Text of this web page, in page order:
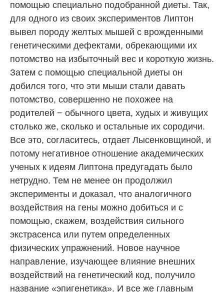
помощью специально подобранной диеты. Так,
для одного из своих экспериментов Липтон
вывел породу желтых мышей с врожденными
генетическими дефектами, обрекающими их
потомство на избыточный вес и короткую жизнь.
Затем с помощью специальной диеты он
добился того, что эти мыши стали давать
потомство, совершенно не похожее на
родителей − обычного цвета, худых и живущих
столько же, сколько и остальные их сородичи.
Все это, согласитесь, отдает Лысенковщиной, и
потому негативное отношение академических
ученых к идеям Липтона предугадать было
нетрудно. Тем не менее он продолжил
эксперименты и доказал, что аналогичного
воздействия на гены можно добиться и с
помощью, скажем, воздействия сильного
экстрасенса или путем определенных
физических упражнений. Новое научное
направление, изучающее влияние внешних
воздействий на генетический код, получило
название «эпигенетика». И все же главным